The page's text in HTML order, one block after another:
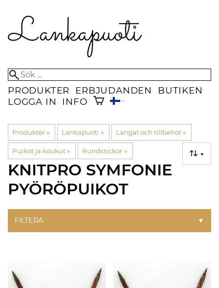
PRODUKTER ERBJUDANDEN
BUTIKEN
LOGGA IN
INFO
Produkter‪» Lankapuoti ‪» Langat och tillbehör ‪»
Puikot ja koukut‪» Rundstickor ‪» ▼
KNITPRO SYMFONIE
PYÖRÖPUIKOT
FILTERA ▼